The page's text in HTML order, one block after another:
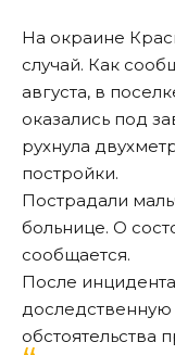
На окраине
случай. Как
августа, в
оказались под
рухнула
постройки.
Пострадали
больнице. О
сообщается.
После
доследственную
обстоятельства